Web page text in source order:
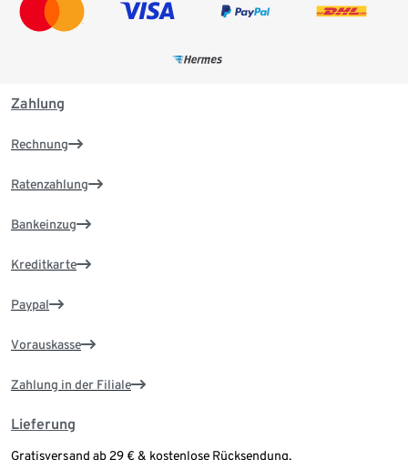
Zahlung
Rechnung
Ratenzahlung
Bankeinzug
Kreditkarte
Paypal
Vorauskasse
Zahlung in der Filiale
Lieferung
Gratisversand ab 29 € & kostenlose Rücksendung.